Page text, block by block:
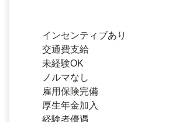
インセンティブあり
交通費支給
未経験OK
ノルマなし
雇用保険完備
厚生年金加入
経験者優遇